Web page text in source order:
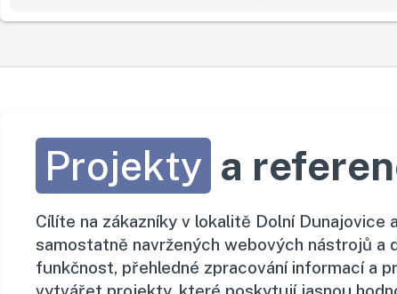
Projekty a
Cílíte na zákazníky v lokalitě Dolní
samostatně navržených webových nástrojů a
funkčnost, přehledné zpracování informací a